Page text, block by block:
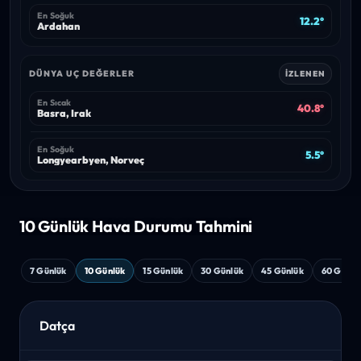
En Soğuk
Ardahan 12.2°
DÜNYA UÇ DEĞERLER İZLENEN
En Sıcak
Basra, Irak 40.8°
En Soğuk
Longyearbyen, Norveç 5.5°
10 Günlük Hava Durumu Tahmini
7 Günlük 10 Günlük 15 Günlük 30 Günlük 45 Günlük 60
Datça